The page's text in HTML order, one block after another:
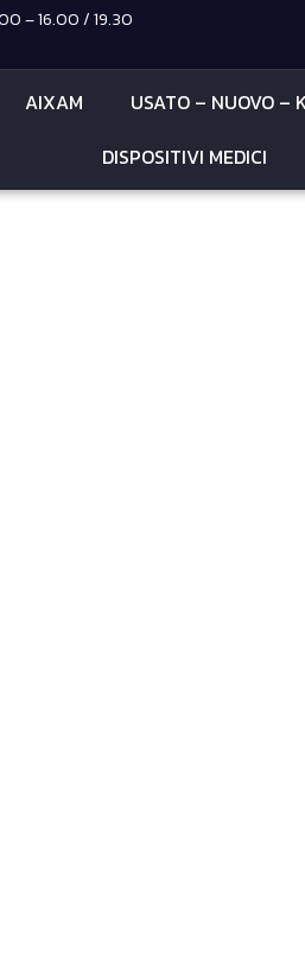
– 16.00 / 19.30
AIXAM USATO – NUOVO –
DISPOSITIVI MEDICI